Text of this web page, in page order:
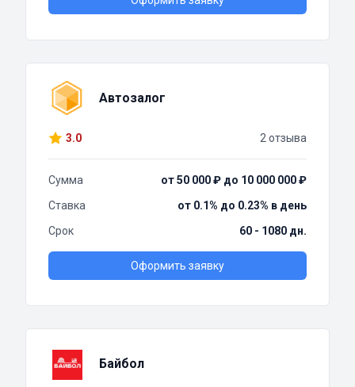
Автозалог
3.0 2 отзыва
Сумма
от 50 000 ₽ до 10 000 000 ₽
Ставка
от 0.1% до 0.23% в день
Срок
60 - 1080 дн.
Оформить заявку
Байбол